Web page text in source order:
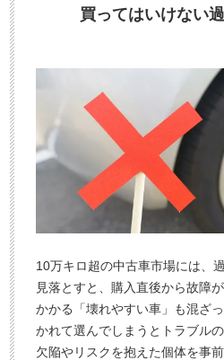
買ってはいけない
10万キロ超の中古車市場には、
見落とすと、購入直後から故障
かかる「壊れやすい車」も混ざ
かれて選んでしまうとトラブル
欠陥やリスクを抱えた個体を事